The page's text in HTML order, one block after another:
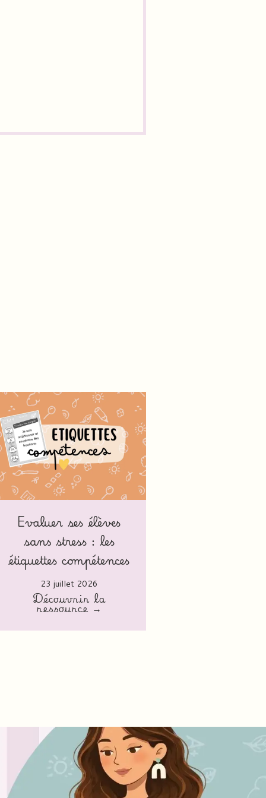
Evaluer ses élèves
sans stress : les
étiquettes compétences
23 juillet 2026
Découvrir la
ressource →